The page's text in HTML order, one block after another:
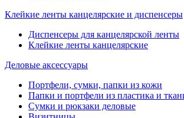
Клейкие ленты канцелярские и диспенсеры
Диспенсеры для канцелярской ленты
Клейкие ленты канцелярские
Деловые аксессуары
Портфели, сумки, папки из кожи
Папки и портфели из пластика и
Сумки и рюкзаки деловые